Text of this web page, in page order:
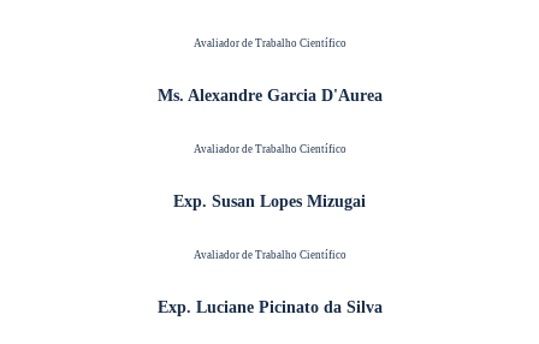
Avaliador de Trabalho Científico
Ms. Alexandre Garcia D'Aurea
Avaliador de Trabalho Científico
Exp. Susan Lopes Mizugai
Avaliador de Trabalho Científico
Exp. Luciane Picinato da Silva